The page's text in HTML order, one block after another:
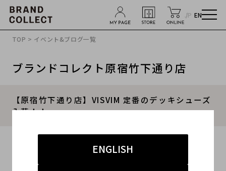
JP EN
ENGLISH
TOP > イベント&ブログ一覧
ブランドコレクト原宿竹下通り店
【原宿竹下通り店】VISVIM 定番のデッキシューズ
入荷！！
#メンズ